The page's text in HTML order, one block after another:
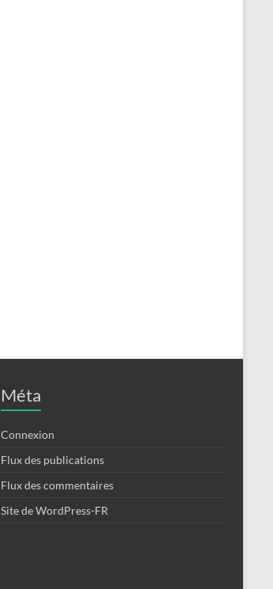
Méta
Connexion
Flux des publications
Flux des commentaires
Site de WordPress-FR